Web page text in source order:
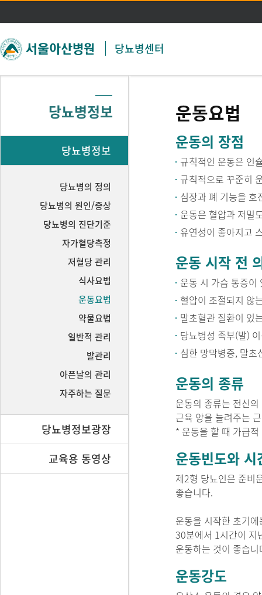
주메뉴 바로가기
본문 바로가기
당뇨병센터
당뇨병정보
당뇨병정보
당뇨병의 정의
당뇨병의 원인/증상
당뇨병의 진단기준
자가혈당측정
저혈당 관리
식사요법
운동요법
약물요법
일반적 관리
발관리
아픈날의 관리
자주하는 질문
당뇨병정보광장
교육용 동영상
운동요법
운동의 장점
규칙적인 운동은 인
규칙적으로 꾸준히
심장과 폐 기능을 호
운동은 혈압과 저밀
유연성이 좋아지고
운동 시작 전
운동 시 가슴 통증
혈압이 조절되지 않
말초혈관 질환이 있
당뇨병성 족부(발)
심한 망막병증, 말초
운동의 종류
운동의 종류는 전신
근육 양을 늘려주는
* 운동을 할 때 가급
운동빈도와 시
제2형 당뇨인은 준비
좋습니다.
운동을 시작한 초기
30분에서 1시간이 지
운동하는 것이 좋습니
운동강도